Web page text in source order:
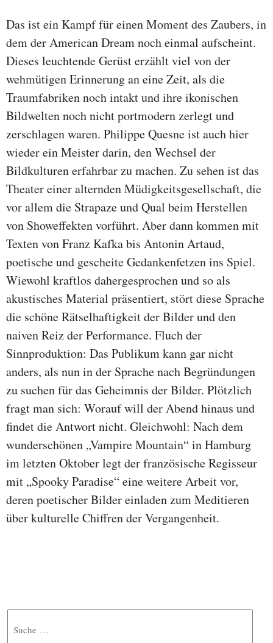
Das ist ein Kampf für einen Moment des Zaubers, in
dem der American Dream noch einmal aufscheint.
Dieses leuchtende Gerüst erzählt viel von der
wehmütigen Erinnerung an eine Zeit, als die
Traumfabriken noch intakt und ihre ikonischen
Bildwelten noch nicht portmodern zerlegt und
zerschlagen waren. Philippe Quesne ist auch hier
wieder ein Meister darin, den Wechsel der
Bildkulturen erfahrbar zu machen. Zu sehen ist das
Theater einer alternden Müdigkeitsgesellschaft, die
vor allem die Strapaze und Qual beim Herstellen
von Showeffekten vorführt. Aber dann kommen mit
Texten von Franz Kafka bis Antonin Artaud,
poetische und gescheite Gedankenfetzen ins Spiel.
Wiewohl kraftlos dahergesprochen und so als
akustisches Material präsentiert, stört diese Sprache
die schöne Rätselhaftigkeit der Bilder und den
naiven Reiz der Performance. Fluch der
Sinnproduktion: Das Publikum kann gar nicht
anders, als nun in der Sprache nach Begründungen
zu suchen für das Geheimnis der Bilder. Plötzlich
fragt man sich: Worauf will der Abend hinaus und
findet die Antwort nicht. Gleichwohl: Nach dem
wunderschönen „Vampire Mountain“ in Hamburg
im letzten Oktober legt der französische Regisseur
mit „Spooky Paradise“ eine weitere Arbeit vor,
deren poetischer Bilder einladen zum Meditieren
über kulturelle Chiffren der Vergangenheit.